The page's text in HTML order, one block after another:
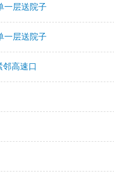
一层送院子
一层送院子
高速口